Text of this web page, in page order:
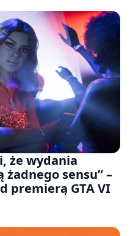
że wydania
sensu” –
premierą GTA VI